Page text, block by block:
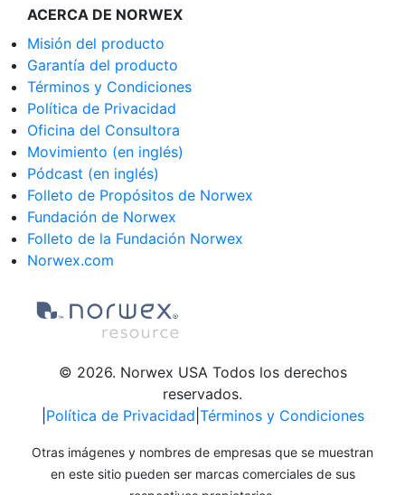
ACERCA DE NORWEX
Misión del producto
Garantía del producto
Términos y Condiciones
Política de Privacidad
Oficina del Consultora
Movimiento (en inglés)
Pódcast (en inglés)
Folleto de Propósitos de Norwex
Fundación de Norwex
Folleto de la Fundación Norwex
Norwex.com
© 2026. Norwex USA Todos los derechos
reservados.
Política de Privacidad Términos y Condiciones
Otras imágenes y nombres de empresas que se muestran
en este sitio pueden ser marcas comerciales de sus